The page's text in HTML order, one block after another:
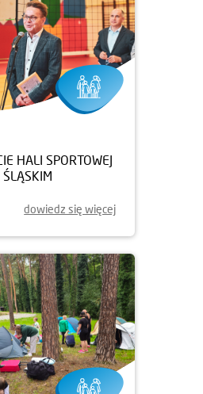
HALI SPORTOWEJ
dowiedz się więcej